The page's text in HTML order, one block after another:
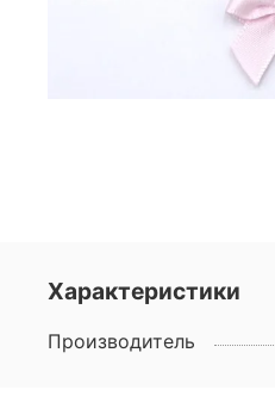
Характеристики
Производитель